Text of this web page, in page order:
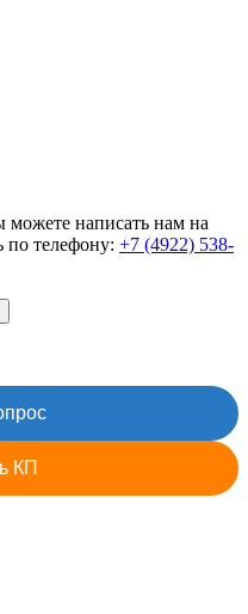
написать нам на
по телефону: +7 (4922) 538-
КП